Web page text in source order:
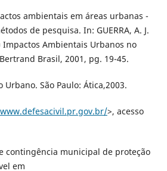
ambientais em áreas urbanas -
de pesquisa. In: GUERRA, A. J.
Impactos Ambientais Urbanos no
Brasil, 2001, pg. 19-45.
Urbano. São Paulo: Ática,2003.
>, acesso
contingência municipal de proteção
em